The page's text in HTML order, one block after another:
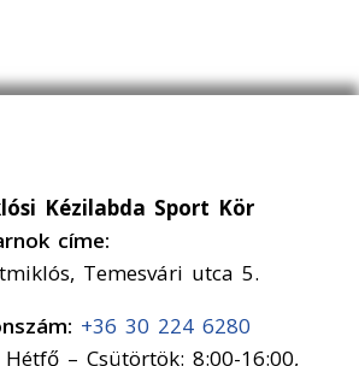
Kézilabda Sport Kör
címe:
Temesvári utca 5.
+36 30 224 6280
Hétfő – Csütörtök: 8:00-16:00,